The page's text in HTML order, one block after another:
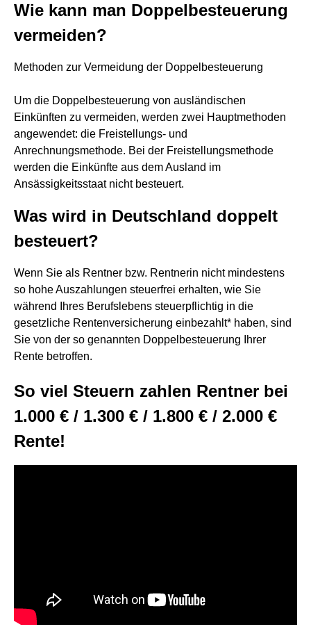
Wie kann man Doppelbesteuerung
vermeiden?
Methoden zur Vermeidung der Doppelbesteuerung
Um die Doppelbesteuerung von ausländischen
Einkünften zu vermeiden, werden zwei Hauptmethoden
angewendet: die Freistellungs- und
Anrechnungsmethode. Bei der Freistellungsmethode
werden die Einkünfte aus dem Ausland im
Ansässigkeitsstaat nicht besteuert.
Was wird in Deutschland doppelt
besteuert?
Wenn Sie als Rentner bzw. Rentnerin nicht mindestens
so hohe Auszahlungen steuerfrei erhalten, wie Sie
während Ihres Berufslebens steuerpflichtig in die
gesetzliche Rentenversicherung einbezahlt* haben, sind
Sie von der so genannten Doppelbesteuerung Ihrer
Rente betroffen.
So viel Steuern zahlen Rentner bei
1.000 € / 1.300 € / 1.800 € / 2.000 €
Rente!